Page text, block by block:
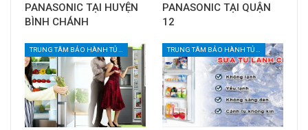
PANASONIC TẠI HUYỆN
BÌNH CHÁNH
PANASONIC TẠI QUẬN
12